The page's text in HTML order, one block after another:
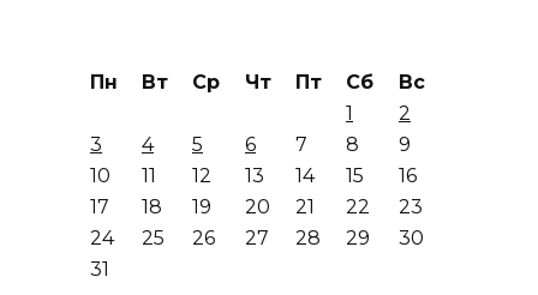
Пн Вт Ср Чт Пт Сб
Вс
1
2
3
4 5 6 7 8
9
10
11 12 13 14 15
16
17
18 19 20 21 22
23
24
25 26 27 28 29
30
31